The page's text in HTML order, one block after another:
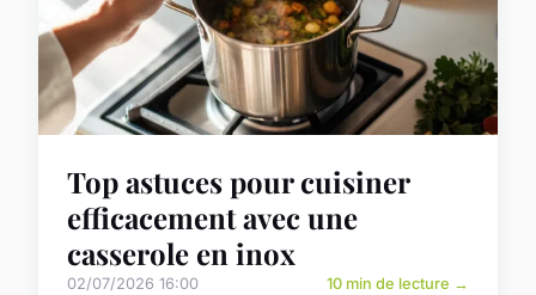
Top astuces pour cuisiner
efficacement avec une
casserole en inox
02/07/2026 16:00 10 min de lecture →